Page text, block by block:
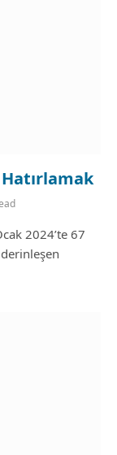
2024’te 67